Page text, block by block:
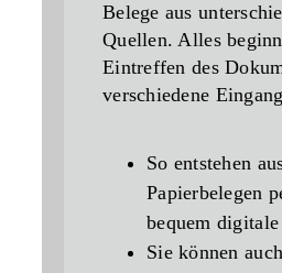
Belege aus
Quellen. Alles
Eintreffen des
verschiedene
So entstehen
Papierbelegen
bequem
Sie können